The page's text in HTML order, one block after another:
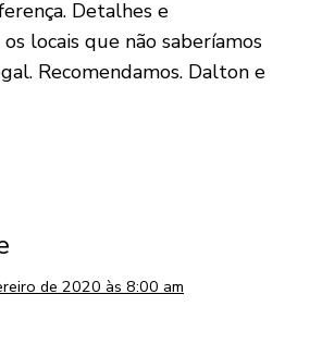
Detalhes e
locais que não saberíamos
Recomendamos. Dalton e
de 2020 às 8:00 am